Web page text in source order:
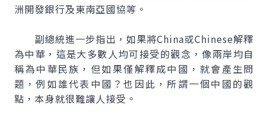
洲開發銀行及東南亞國協等。
副總統進一步指出，如果將China或Chinese解釋
為中華，這是大多數人均可接受的觀念，像兩岸均自
稱為中華民族，但如果僅解釋成中國，就會產生問
題，例如誰代表中國？也因此，所謂一個中國的觀
點，本身就很難讓人接受。